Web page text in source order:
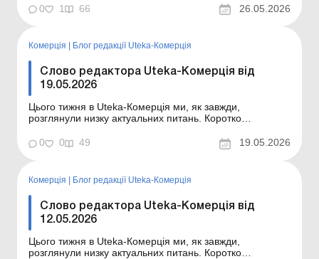
тижня в Uteka-Комерція. Шановні колеги! Коротко
ознайомлю вас із темами статей, опублікованих цього
органу та ...
0 1 66 26.05.2026
Комерція Блог редакції Uteka-Комерція
Слово редактора Uteka-Комерція від
19.05.2026
Цього тижня в Uteka-Комерція ми, як завжди,
розглянули низку актуальних питань. Коротко
тижня в Uteka-Комерція. Шановні колеги! Коротко
ознайомлю вас із темами статей, опублікованих цього
0 0 49 19.05.2026
Комерція | Блог редакції Uteka-Комерція
Слово редактора Uteka-Комерція від
12.05.2026
Цього тижня в Uteka-Комерція ми, як завжди,
розглянули низку актуальних питань. Коротко